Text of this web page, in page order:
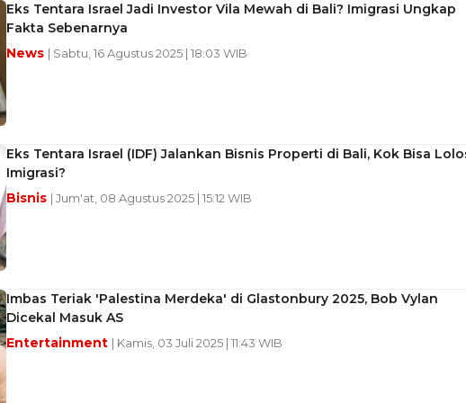
Eks Tentara Israel Jadi Investor Vila Mewah di Bali? Imigrasi Ungkap
Fakta Sebenarnya
News | Sabtu, 16 Agustus 2025 | 18:03 WIB
Eks Tentara Israel (IDF) Jalankan Bisnis Properti di Bali, Kok Bisa
Imigrasi?
Bisnis | Jum'at, 08 Agustus 2025 | 15:12 WIB
Imbas Teriak 'Palestina Merdeka' di Glastonbury 2025, Bob Vylan
Dicekal Masuk AS
Entertainment | Kamis, 03 Juli 2025 | 11:43 WIB